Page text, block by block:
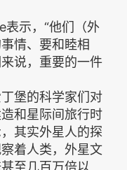
表示，“他们（外
情、要和睦相
说，重要的一件
堡的科学家们对
和星际间旅行时
其实外星人的探
着人类，外星文
至几百万倍以